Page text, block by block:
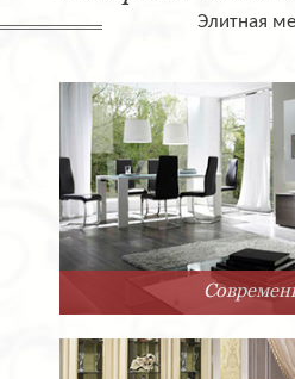
Элитная
Современный